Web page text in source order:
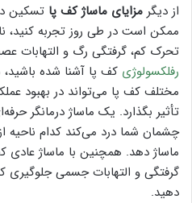
از دیگر مزایای ماساژ کف پا تسکین
ممکن است در طی روز تجربه کنید،
تحرک کم، گرفتگی رگ و التهابات
رفلکسولوژی کف پا آشنا شده
مختلف کف پا می‌تواند در بهبود
تأثیر بگذارد. یک ماساژ درمانگر
چشمان شما درد می‌کند کدام ناحیه
ماساژ دهد. همچنین با ماساژ عادی
گرفتگی و التهابات جسمی
دهید.